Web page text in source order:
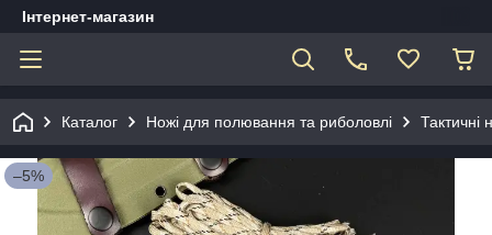
Інтернет-магазин
Каталог Ножі для полювання та риболовлі Тактичні
–5%